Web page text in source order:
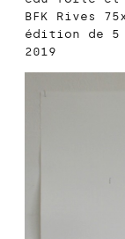
BFK Rives
édition de 5
2019